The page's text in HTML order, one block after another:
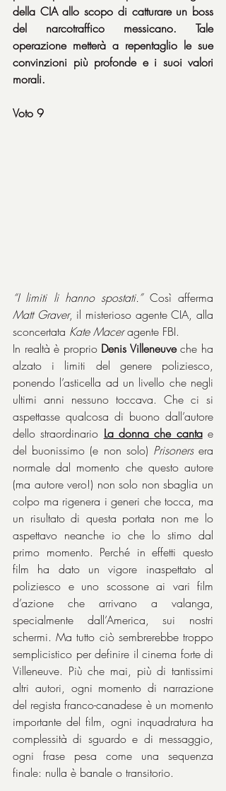
della CIA allo scopo di catturare un boss
del narcotraffico messicano. Tale
operazione metterà a repentaglio le sue
convinzioni più profonde e i suoi valori
morali.
Voto 9
“I limiti li hanno spostati.”
Matt Graver, il misterioso agente CIA, alla
sconcertata Kate Macer agente FBI.
In realtà è proprio Denis Villeneuve che ha
alzato i limiti del genere poliziesco,
ponendo l’asticella ad un livello che negli
ultimi anni nessuno toccava. Che ci si
aspettasse qualcosa di buono dall’autore
dello straordinario La donna che canta e
del buonissimo (e non solo) Prisoners era
normale dal momento che questo autore
(ma autore vero!) non solo non sbaglia un
colpo ma rigenera i generi che tocca, ma
un risultato di questa portata non me lo
aspettavo neanche io che lo stimo dal
primo momento. Perché in effetti questo
film ha dato un vigore inaspettato al
poliziesco e uno scossone ai vari film
d’azione che arrivano a valanga,
specialmente dall’America, sui nostri
schermi. Ma tutto ciò sembrerebbe troppo
semplicistico per definire il cinema forte di
Villeneuve. Più che mai, più di tantissimi
altri autori, ogni momento di narrazione
del regista franco-canadese è un momento
importante del film, ogni inquadratura ha
complessità di sguardo e di messaggio,
ogni frase pesa come una sequenza
finale: nulla è banale o transitorio.